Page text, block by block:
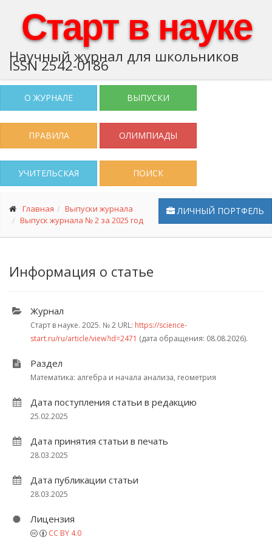
Старт в науке
Научный журнал для школьников
ISSN 2542-0186
О ЖУРНАЛЕ ВЫПУСКИ
ПРАВИЛА ОЛИМПИАДЫ
УЧИТЕЛЬСКАЯ ПОИСК
ЛИЧНЫЙ ПОРТФЕЛЬ
Главная
Выпуски журнала
Выпуск журнала № 2 за 2025 год
Информация о статье
Журнал
Старт в науке. 2025. № 2 URL: https://science-
start.ru/ru/article/view?id=2471 (дата обращения: 08.08.2026).
Раздел
Математика: алгебра и начала анализа, геометрия
Дата поступления статьи в редакцию
25.02.2025
Дата принятия статьи в печать
28.03.2025
Дата публикации статьи
28.03.2025
Лицензия
CC BY 4.0